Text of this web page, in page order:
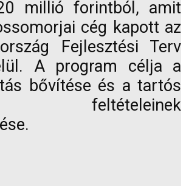
millió forintból, amit
cég kapott az
Fejlesztési Terv
A program célja a
bővítése és a tartós
feltételeinek